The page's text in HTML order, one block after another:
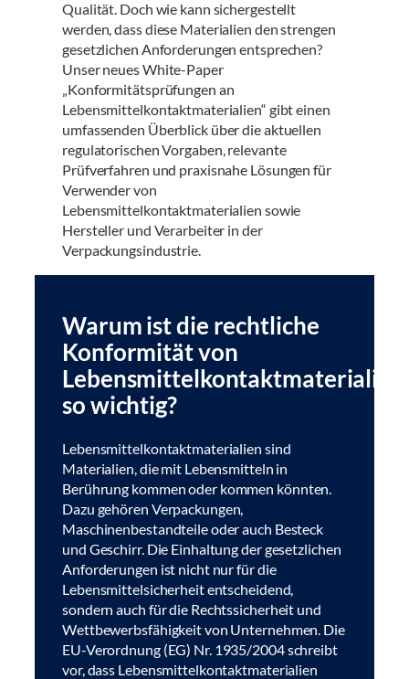
Qualität. Doch wie kann sichergestellt
werden, dass diese Materialien den strengen
gesetzlichen Anforderungen entsprechen?
Unser neues White-Paper
„Konformitätsprüfungen an
Lebensmittelkontaktmaterialien“ gibt einen
umfassenden Überblick über die aktuellen
regulatorischen Vorgaben, relevante
Prüfverfahren und praxisnahe Lösungen für
Verwender von
Lebensmittelkontaktmaterialien sowie
Hersteller und Verarbeiter in der
Verpackungsindustrie.
Warum ist die rechtliche
Konformität von
Lebensmittelkontaktmaterialien
so wichtig?
Lebensmittelkontaktmaterialien sind
Materialien, die mit Lebensmitteln in
Berührung kommen oder kommen könnten.
Dazu gehören Verpackungen,
Maschinenbestandteile oder auch Besteck
und Geschirr. Die Einhaltung der gesetzlichen
Anforderungen ist nicht nur für die
Lebensmittelsicherheit entscheidend,
sondern auch für die Rechtssicherheit und
Wettbewerbsfähigkeit von Unternehmen. Die
EU-Verordnung (EG) Nr. 1935/2004 schreibt
vor, dass Lebensmittelkontaktmaterialien